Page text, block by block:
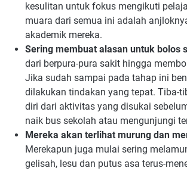
kesulitan untuk fokus mengikuti
muara dari semua ini adalah
akademik mereka.
Sering membuat alasan untuk bolos
dari berpura-pura sakit hingga
Jika sudah sampai pada tahap ini
dilakukan tindakan yang tepat. Tiba-
diri dari aktivitas yang disukai
naik bus sekolah atau mengunjungi
Mereka akan terlihat murung dan
Merekapun juga mulai sering
gelisah, lesu dan putus asa terus-